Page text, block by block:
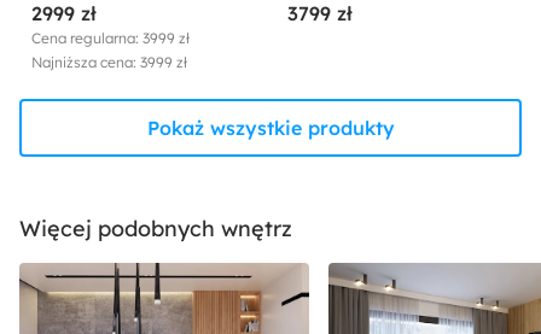
czarnych nóżkach beżowy
sztruks prawostronny
2999 zł
Cena regularna: 3999 zł
Najniższa cena: 3999 zł
czarnych nóżkach
3799 zł
Pokaż wszystkie produkty
Więcej podobnych wnętrz